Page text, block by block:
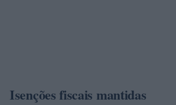
Isenções fiscais mantidas